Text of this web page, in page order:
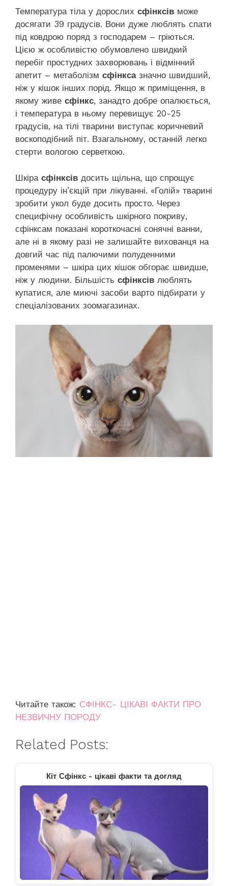
Температура тіла у дорослих сфінксів може
досягати 39 градусів. Вони дуже люблять спати
під ковдрою поряд з господарем – гріються.
Цією ж особливістю обумовлено швидкий
перебіг простудних захворювань і відмінний
апетит – метаболізм сфінксазначно швидший,
ніж у кішок інших порід. Якщо ж приміщення, в
якому живе сфінкс, занадто добре опалюється,
і температура в ньому перевищує 20-25
градусів, на тілі тварини виступає коричневий
воскоподібний піт. Взагальному, останній легко
стерти вологою серветкою.
Шкіра сфінксів досить щільна, що спрощує
процедуру ін’єкцій при лікуванні. «Голій» тварині
зробити укол буде досить просто. Через
специфічну особливість шкірного покриву,
сфінксам показані короткочасні сонячні ванни,
але ні в якому разі не залишайте вихованця на
довгий час під палючими полуденними
променями – шкіра цих кішок обгорає швидше,
ніж у людини. Більшість сфінксів люблять
купатися, але миючі засоби варто підбирати у
спеціалізованих зоомагазинах.
Читайте також: СФІНКС- ЦІКАВІ ФАКТИ ПРО
НЕЗВИЧНУ ПОРОДУ
Related Posts:
Кіт Сфінкс - цікаві факти та догляд